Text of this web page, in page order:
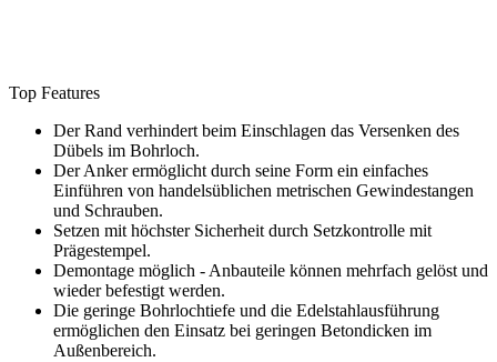
Top Features
Der Rand verhindert beim Einschlagen das Versenken des
Dübels im Bohrloch.
Der Anker ermöglicht durch seine Form ein einfaches
Einführen von handelsüblichen metrischen Gewindestangen
und Schrauben.
Setzen mit höchster Sicherheit durch Setzkontrolle mit
Prägestempel.
Demontage möglich - Anbauteile können mehrfach gelöst und
wieder befestigt werden.
Die geringe Bohrlochtiefe und die Edelstahlausführung
ermöglichen den Einsatz bei geringen Betondicken im
Außenbereich.